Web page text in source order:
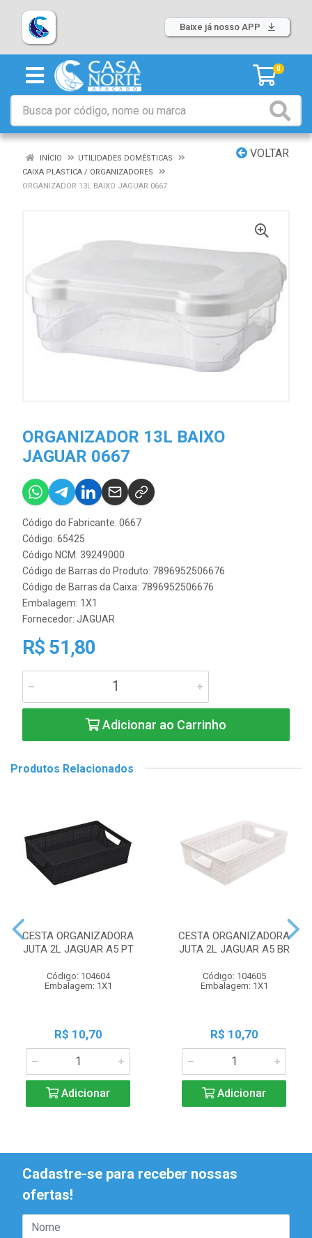
Baixe já nosso APP
0
VOLTAR
INÍCIO
UTILIDADES DOMÉSTICAS
CAIXA PLASTICA / ORGANIZADORES
ORGANIZADOR 13L BAIXO JAGUAR 0667
ORGANIZADOR 13L BAIXO
JAGUAR 0667
Código do Fabricante: 0667
Código: 65425
Código NCM: 39249000
Código de Barras do Produto: 7896952506676
Código de Barras da Caixa: 7896952506676
Embalagem: 1X1
Fornecedor: JAGUAR
R$ 51,80
Adicionar ao Carrinho
Produtos Relacionados
CESTA ORGANIZADORA
JUTA 2L JAGUAR A5 PT
Código: 104604
Embalagem: 1X1
R$ 10,70
Adicionar
CESTA ORGANIZADORA
JUTA 2L JAGUAR A5 BR
Código: 104605
Embalagem: 1X1
R$ 10,70
Adicionar
Cadastre-se para receber nossas
ofertas!